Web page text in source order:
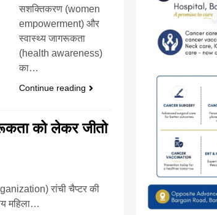
सशक्तिकरण (women
empowerment) और
स्वास्थ्य जागरूकता
(health awareness)
का…
Continue reading
को लेकर जीतो
रांची चैप्टर की
महिला…